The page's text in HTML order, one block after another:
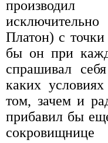
производил
Платон) с
бы он при
спрашивал
каких
том, зачем и
прибавил бы
сокровищнице